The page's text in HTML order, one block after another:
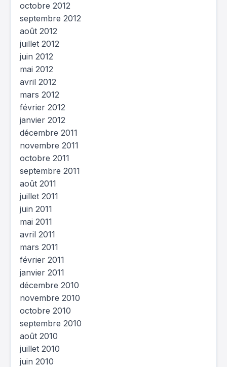
octobre 2012
septembre 2012
août 2012
juillet 2012
juin 2012
mai 2012
avril 2012
mars 2012
février 2012
janvier 2012
décembre 2011
novembre 2011
octobre 2011
septembre 2011
août 2011
juillet 2011
juin 2011
mai 2011
avril 2011
mars 2011
février 2011
janvier 2011
décembre 2010
novembre 2010
octobre 2010
septembre 2010
août 2010
juillet 2010
juin 2010